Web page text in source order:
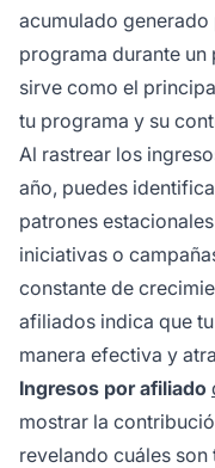
acumulado
programa durante
sirve como el
tu programa y su
Al rastrear los
año, puedes
patrones
iniciativas o
constante de
afiliados indica que
manera efectiva y
Ingresos por afiliado
mostrar la
revelando cuáles